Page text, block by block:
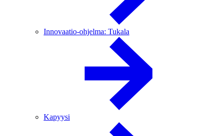
Innovaatio-ohjelma: Tukala
Kapyysi